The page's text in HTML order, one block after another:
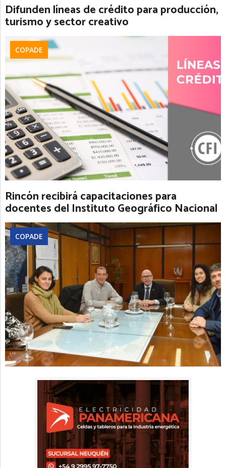
Difunden líneas de crédito para producción,
turismo y sector creativo
COPADE
Rincón recibirá capacitaciones para
docentes del Instituto Geográfico Nacional
COPADE